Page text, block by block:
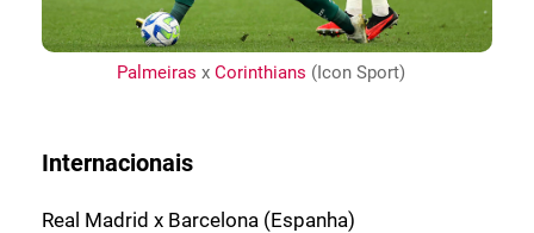
Palmeiras x Corinthians (Icon Sport)
Internacionais
Real Madrid x Barcelona (Espanha)